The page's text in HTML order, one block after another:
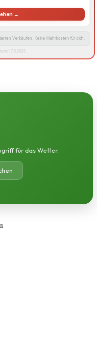
→
Verkäufen. Keine Mehrkosten für dich.
7.8.2026
für das Wetter.